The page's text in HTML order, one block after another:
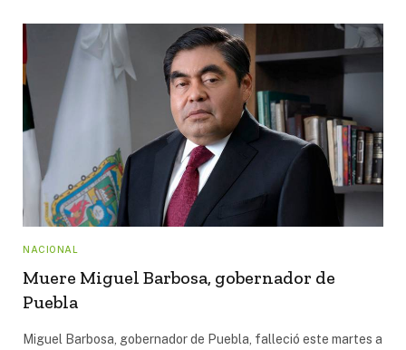
NACIONAL
Muere Miguel Barbosa, gobernador de
Puebla
Miguel Barbosa, gobernador de Puebla, falleció este martes a